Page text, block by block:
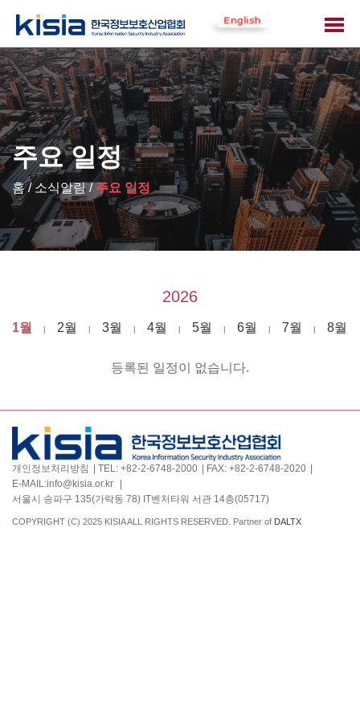
주요 일정
홈 / 소식알림 /주요 일정
2026
1월 2월 3월 4월 5월 6월 7월 8월
등록된 일정이 없습니다.
개인정보처리방침 TEL: +82-2-6748-2000 FAX: +82-2-6748-2020
E-MAIL:info@kisia.or.kr
서울시 송파구 135(가락동 78) IT벤처타워 서관 14층(05717)
COPYRIGHT (C) 2025 KISIA ALL RIGHTS RESERVED. Partner of DALTX